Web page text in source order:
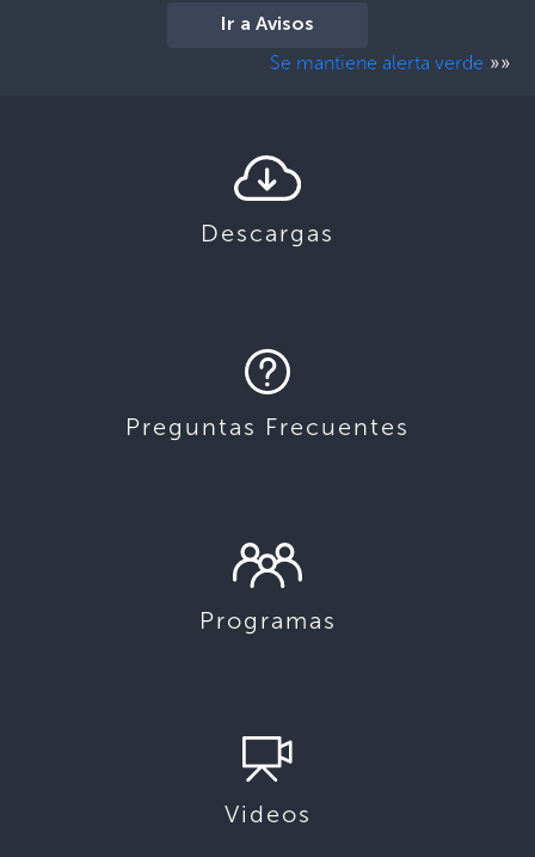
Ir a Avisos
Se mantiene alerta verde »»
Descargas
Preguntas Frecuentes
Programas
Videos